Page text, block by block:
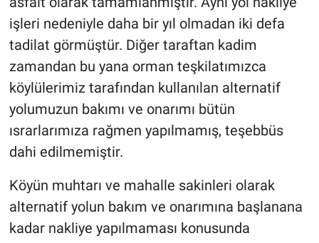
işleri nedeniyle daha bir yıl olmadan iki defa
tadilat görmüştür. Diğer taraftan kadim
zamandan bu yana orman teşkilatımızca
köylülerimiz tarafından kullanılan alternatif
yolumuzun bakımı ve onarımı bütün
ısrarlarımıza rağmen yapılmamış, teşebbüs
dahi edilmemiştir.
Köyün muhtarı ve mahalle sakinleri olarak
alternatif yolun bakım ve onarımına başlanana
kadar nakliye yapılmaması konusunda